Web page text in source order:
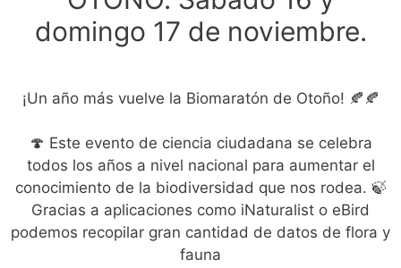
domingo 17 de noviembre.
¡Un año más vuelve la Biomaratón de Otoño! 🍂🍂
🍄 Este evento de ciencia ciudadana se celebra
todos los años a nivel nacional para aumentar el
conocimiento de la biodiversidad que nos rodea. 🍃
Gracias a aplicaciones como iNaturalist o eBird
podemos recopilar gran cantidad de datos de flora y
fauna